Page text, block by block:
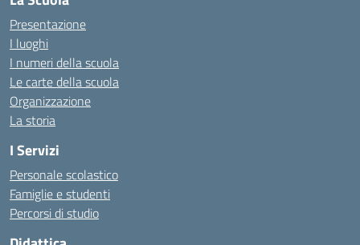
Presentazione
I luoghi
I numeri della scuola
Le carte della scuola
Organizzazione
La storia
I Servizi
Personale scolastico
Famiglie e studenti
Percorsi di studio